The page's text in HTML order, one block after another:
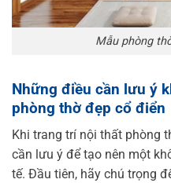
Mẫu phòng
Những điều cần lưu ý
phòng thờ đẹp cổ điển
Khi trang trí nội thất phòng
cần lưu ý để tạo nên một
tế. Đầu tiên, hãy chú trọng